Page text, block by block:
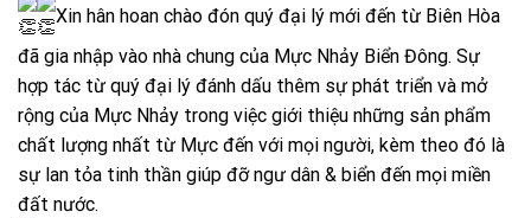
Xin hân hoan chào đón quý đại lý mới đến từ Biên Hòa
đã gia nhập vào nhà chung của Mực Nhảy Biển Đông. Sự
hợp tác từ quý đại lý đánh dấu thêm sự phát triển và mở
rộng của Mực Nhảy trong việc giới thiệu những sản phẩm
chất lượng nhất từ Mực đến với mọi người, kèm theo đó là
sự lan tỏa tinh thần giúp đỡ ngư dân & biển đến mọi miền
đất nước.